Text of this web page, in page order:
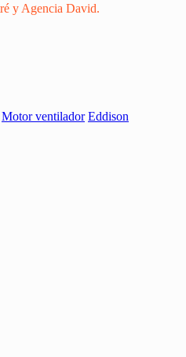
y Agencia David.
Motor ventilador Eddison